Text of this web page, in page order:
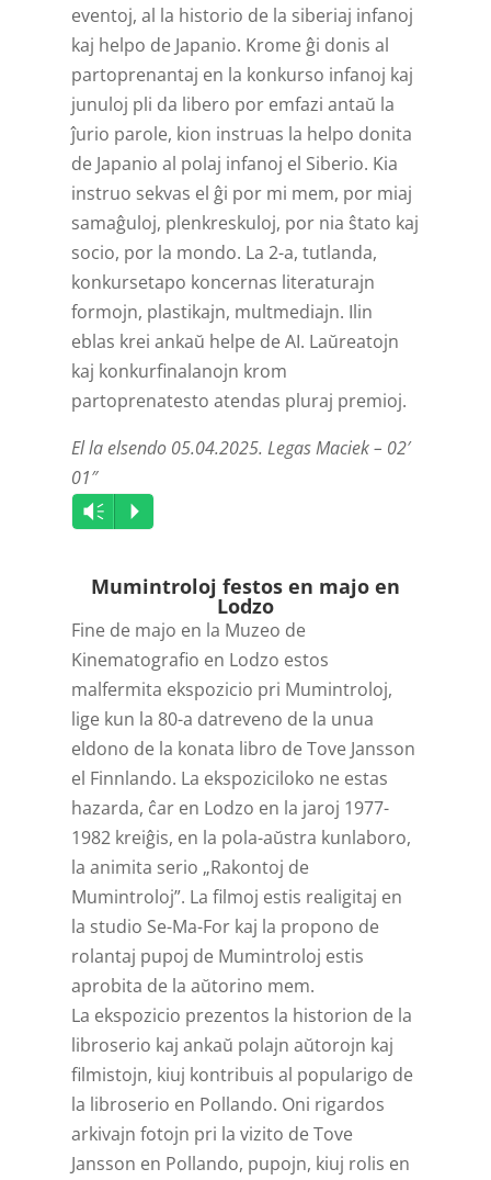
eventoj, al la historio de la siberiaj infanoj
kaj helpo de Japanio. Krome ĝi donis al
partoprenantaj en la konkurso infanoj kaj
junuloj pli da libero por emfazi antaŭ la
ĵurio parole, kion instruas la helpo donita
de Japanio al polaj infanoj el Siberio. Kia
instruo sekvas el ĝi por mi mem, por miaj
samaĝuloj, plenkreskuloj, por nia ŝtato kaj
socio, por la mondo. La 2-a, tutlanda,
konkursetapo koncernas literaturajn
formojn, plastikajn, multmediajn. Ilin
eblas krei ankaŭ helpe de AI. Laŭreatojn
kaj konkurfinalanojn krom
partoprenatesto atendas pluraj premioj.
El la elsendo 05.04.2025. Legas Maciek – 02′
01″
Audio
Player
Vm P
Mumintroloj festos en majo en
Lodzo
Fine de majo en la Muzeo de
Kinematografio en Lodzo estos
malfermita ekspozicio pri Mumintroloj,
lige kun la 80-a datreveno de la unua
eldono de la konata libro de Tove Jansson
el Finnlando. La ekspoziciloko ne estas
hazarda, ĉar en Lodzo en la jaroj 1977-
1982 kreiĝis, en la pola-aŭstra kunlaboro,
la animita serio „Rakontoj de
Mumintroloj”. La filmoj estis realigitaj en
la studio Se-Ma-For kaj la propono de
rolantaj pupoj de Mumintroloj estis
aprobita de la aŭtorino mem.
La ekspozicio prezentos la historion de la
libroserio kaj ankaŭ polajn aŭtorojn kaj
filmistojn, kiuj kontribuis al popularigo de
la libroserio en Pollando. Oni rigardos
arkivajn fotojn pri la vizito de Tove
Jansson en Pollando, pupojn, kiuj rolis en